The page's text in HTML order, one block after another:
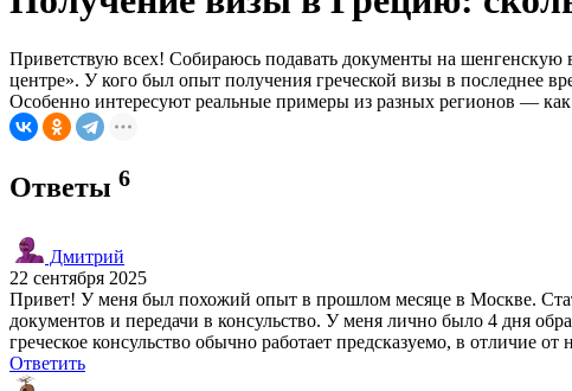
Приветствую всех! Собираюсь подавать документы на шенгенскую
центре». У кого был опыт получения греческой визы в последнее
Особенно интересуют реальные примеры из разных регионов —
Ответы 6
Дмитрий
22 сентября 2025
Привет! У меня был похожий опыт в прошлом месяце в Москве.
документов и передачи в консульство. У меня лично было 4 дня
греческое консульство обычно работает предсказуемо, в
Ответить